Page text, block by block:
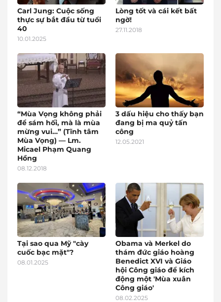
Carl Jung: Cuộc sống
thực sự bắt đầu từ tuổi
40
10.01.2025
Lòng tốt và cái kết bất
ngờ!
27.11.2018
“Mùa Vọng không phải
để sám hối, mà là mùa
mừng vui…” (Tĩnh tâm
Mùa Vọng) — Lm.
Micael Phạm Quang
Hồng
08.12.2018
3 dấu hiệu cho thấy bạn
đang bị ma quỷ tấn
công
12.05.2021
Tại sao qua Mỹ "cày
cuốc bạc mặt"?
08.01.2025
Obama và Merkel do
thám đức giáo hoàng
Benedict XVI và Giáo
hội Công giáo để kích
động một 'Mùa xuân
Công giáo'
08.02.2025